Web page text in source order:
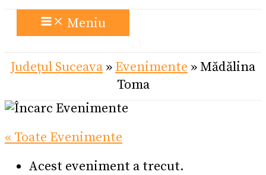
Meniu
Județul Suceava » Evenimente » Mădălina
Toma
« Toate Evenimente
Acest eveniment a trecut.